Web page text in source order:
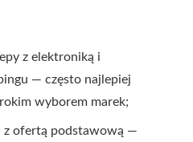
z elektroniką i
— często najlepiej
wyborem marek;
z ofertą podstawową —